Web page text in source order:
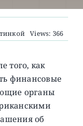
Views: 366
того, как
финансовые
органы
об